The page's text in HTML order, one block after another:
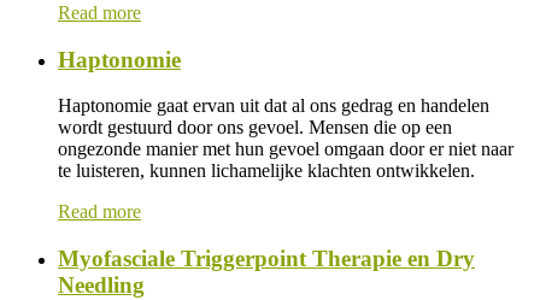
Read more
Haptonomie
Haptonomie gaat ervan uit dat al ons gedrag en handelen
wordt gestuurd door ons gevoel. Mensen die op een
ongezonde manier met hun gevoel omgaan door er niet naar
te luisteren, kunnen lichamelijke klachten ontwikkelen.
Read more
Myofasciale Triggerpoint Therapie en Dry
Needling